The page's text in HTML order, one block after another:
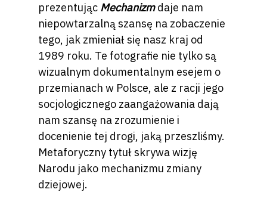
prezentując Mechanizmdaje nam
niepowtarzalną szansę na zobaczenie
tego, jak zmieniał się nasz kraj od
1989 roku. Te fotografie nie tylko są
wizualnym dokumentalnym esejem o
przemianach w Polsce, ale z racji jego
socjologicznego zaangażowania dają
nam szansę na zrozumienie i
docenienie tej drogi, jaką przeszliśmy.
Metaforyczny tytuł skrywa wizję
Narodu jako mechanizmu zmiany
dziejowej.